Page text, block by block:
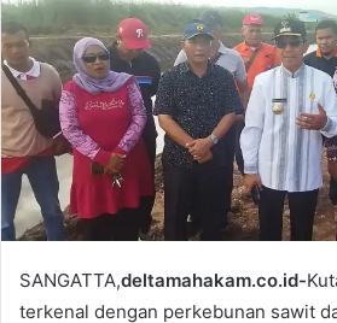
a
n
e
m
a
i
SANGATTA,deltamahakam.co.id-
terkenal dengan perkebunan sawit